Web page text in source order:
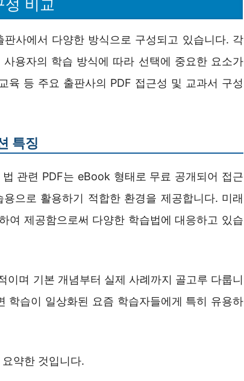
성 비교
사에서 다양한 방식으로 구성되고 있습니다. 각
용자의 학습 방식에 따라 선택에 중요한 요소가
육 등 주요 출판사의 PDF 접근성 및 교과서 구성
특징
관련 PDF는 eBook 형태로 무료 공개되어 접근
으로 활용하기 적합한 환경을 제공합니다. 미래
여 제공함으로써 다양한 학습법에 대응하고 있습
이며 기본 개념부터 실제 사례까지 골고루 다룹니
학습이 일상화된 요즘 학습자들에게 특히 유용하
약한 것입니다.